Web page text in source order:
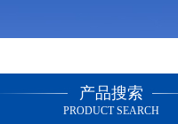
产品搜索
PRODUCT SEARCH